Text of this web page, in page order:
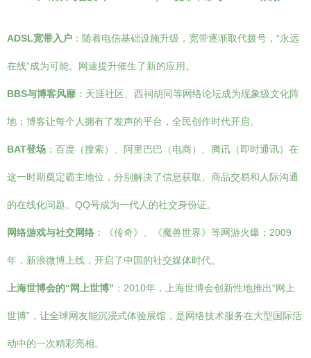
ADSL宽带入户 ：随着电信基础设施升级，宽带逐渐取代拨号，“永远
在线”成为可能。网速提升催生了新的应用。
BBS与博客风靡 ：天涯社区、西祠胡同等网络论坛成为现象级文化阵
地；博客让每个人拥有了发声的平台，全民创作时代开启。
BAT登场 ：百度（搜索）、阿里巴巴（电商）、腾讯（即时通讯）在
这一时期奠定霸主地位，分别解决了信息获取、商品交易和人际沟通
的在线化问题。QQ号成为一代人的社交身份证。
网络游戏与社交网络 ：《传奇》、《魔兽世界》等网游火爆；2009
年，新浪微博上线，开启了中国的社交媒体时代。
上海世博会的“网上世博” ：2010年，上海世博会创新性地推出“网上
世博”，让全球网友能沉浸式体验展馆，是网络技术服务在大型国际活
动中的一次精彩亮相。